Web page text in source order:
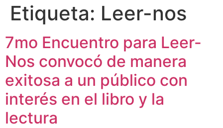
Etiqueta: Leer-nos
7mo Encuentro para Leer-
Nos convocó de manera
exitosa a un público con
interés en el libro y la
lectura